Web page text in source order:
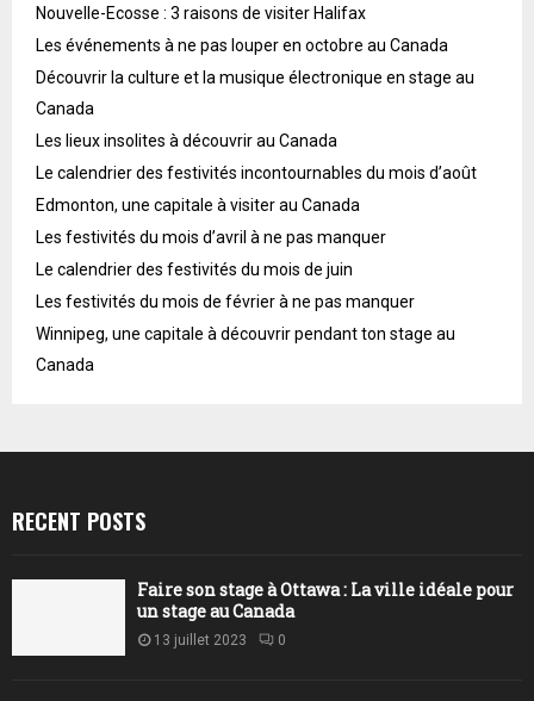
Nouvelle-Ecosse : 3 raisons de visiter Halifax
Les événements à ne pas louper en octobre au Canada
Découvrir la culture et la musique électronique en stage au
Canada
Les lieux insolites à découvrir au Canada
Le calendrier des festivités incontournables du mois d’août
Edmonton, une capitale à visiter au Canada
Les festivités du mois d’avril à ne pas manquer
Le calendrier des festivités du mois de juin
Les festivités du mois de février à ne pas manquer
Winnipeg, une capitale à découvrir pendant ton stage au
Canada
RECENT POSTS
Faire son stage à Ottawa : La ville idéale pour
un stage au Canada
13 juillet 2023 0